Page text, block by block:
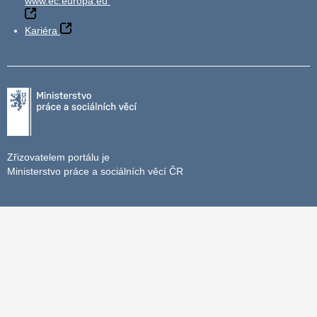
Kariéra
Zřizovatelem portálu je
Ministerstvo práce a sociálních věcí ČR